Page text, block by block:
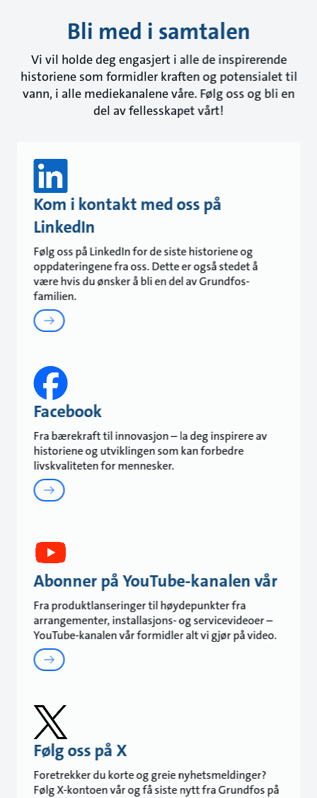
Bli med i samtalen
Vi vil holde deg engasjert i alle de inspirerende
historiene som formidler kraften og potensialet til
vann, i alle mediekanalene våre. Følg oss og bli en
del av fellesskapet vårt!
Kom i kontakt med oss på
LinkedIn
Følg oss på LinkedIn for de siste historiene og
oppdateringene fra oss. Dette er også stedet å
være hvis du ønsker å bli en del av Grundfos-
familien.
Facebook
Fra bærekraft til innovasjon – la deg inspirere av
historiene og utviklingen som kan forbedre
livskvaliteten for mennesker.
Abonner på YouTube-kanalen vår
Fra produktlanseringer til høydepunkter fra
arrangementer, installasjons- og servicevideoer –
YouTube-kanalen vår formidler alt vi gjør på video.
Følg oss på X
Foretrekker du korte og greie nyhetsmeldinger?
Følg X-kontoen vår og få siste nytt fra Grundfos på